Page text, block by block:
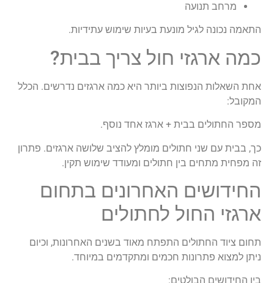
מרחב תנועה
התאמה נכונה לגיל מונעת בעיות שימוש עתידיות.
כמה ארגזי חול צריך בבית?
אחת השאלות הנפוצות ביותר היא כמה ארגזים נדרשים. הכלל
המקובל:
מספר החתולים בבית + ארגז אחד נוסף.
כך, בבית עם שני חתולים מומלץ להציב שלושה ארגזים. פתרון
זה מפחית מתחים בין חתולים ומעודד שימוש תקין.
החידושים האחרונים בתחום
ארגזי החול לחתולים
תחום ציוד החתולים התפתח מאוד בשנים האחרונות, וכיום
ניתן למצוא פתרונות חכמים ומתקדמים במיוחד.
בין החידושים הבולטים: